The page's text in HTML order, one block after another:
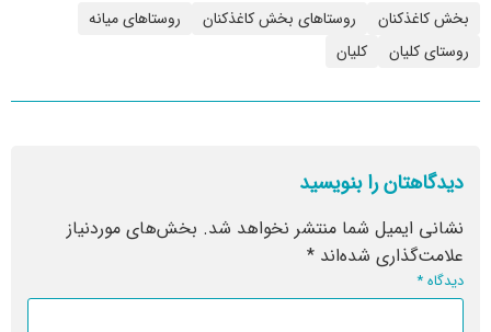
بخش کاغذکنان روستاهای بخش کاغذکنان
روستاهای میانه
روستای کلیان
کلیان
دیدگاهتان را بنویسید
نشانی ایمیل شما منتشر نخواهد شد. بخش‌های موردنیاز
علامت‌گذاری شده‌اند *
دیدگاه*